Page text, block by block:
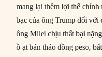
mang lại thêm lợi thế
bạc của ông Trump đối với
ông Milei chịu thất bại
ồ ạt bán tháo đồng peso,